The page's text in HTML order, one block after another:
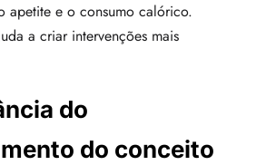
apetite e o consumo calórico.
a criar intervenções mais
do
do conceito